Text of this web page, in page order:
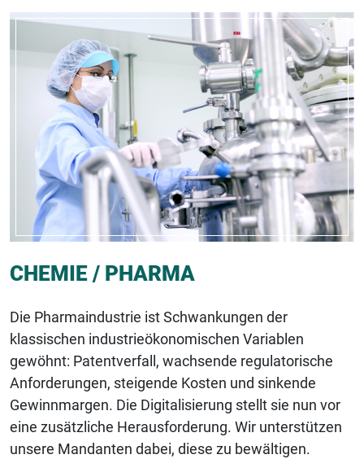
CHEMIE / PHARMA
Die Pharmaindustrie ist Schwankungen der
klassischen industrieökonomischen Variablen
gewöhnt: Patentverfall, wachsende regulatorische
Anforderungen, steigende Kosten und sinkende
Gewinnmargen. Die Digitalisierung stellt sie nun vor
eine zusätzliche Herausforderung. Wir unterstützen
unsere Mandanten dabei, diese zu bewältigen.